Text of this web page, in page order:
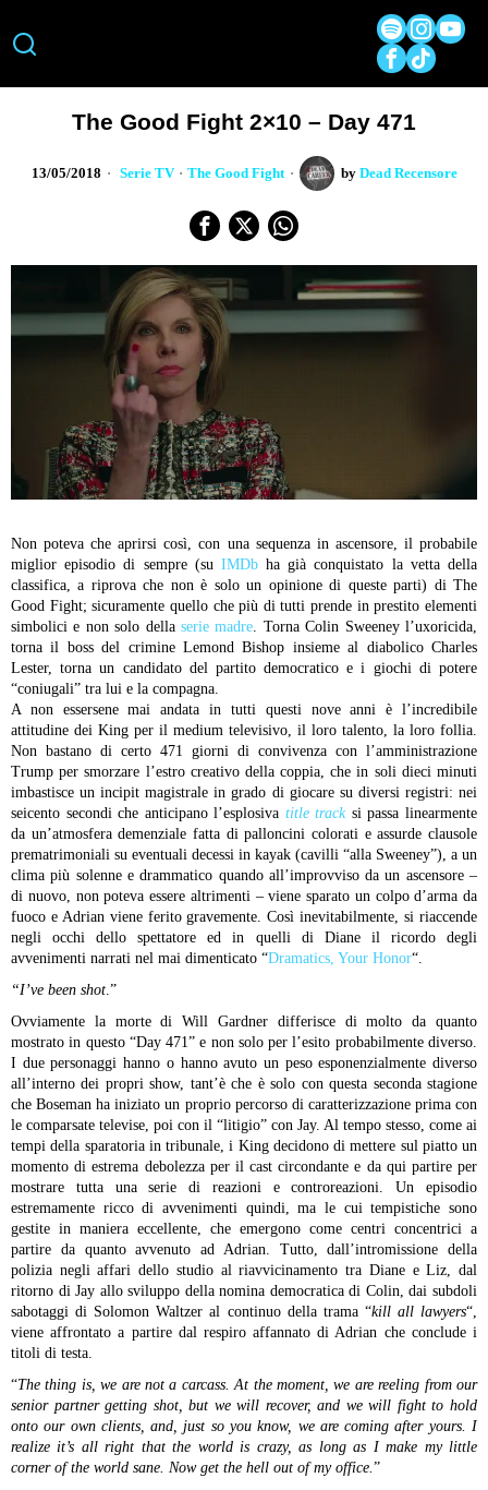
The Good Fight 2×10 – Day 471
13/05/2018 Serie TV · The Good Fight by Dead Recensore
Non poteva che aprirsi così, con una sequenza in ascensore, il probabile
miglior episodio di sempre (su IMDbha già conquistato la vetta della
classifica, a riprova che non è solo un opinione di queste parti) di The
Good Fight; sicuramente quello che più di tutti prende in prestito elementi
simbolici e non solo della serie madre. Torna Colin Sweeney l’uxoricida,
torna il boss del crimine Lemond Bishop insieme al diabolico Charles
Lester, torna un candidato del partito democratico e i giochi di potere
“coniugali” tra lui e la compagna.
A non essersene mai andata in tutti questi nove anni è l’incredibile
attitudine dei King per il medium televisivo, il loro talento, la loro follia.
Non bastano di certo 471 giorni di convivenza con l’amministrazione
Trump per smorzare l’estro creativo della coppia, che in soli dieci minuti
imbastisce un incipit magistrale in grado di giocare su diversi registri: nei
seicento secondi che anticipano l’esplosiva title tracksi passa linearmente
da un’atmosfera demenziale fatta di palloncini colorati e assurde clausole
prematrimoniali su eventuali decessi in kayak (cavilli “alla Sweeney”), a un
clima più solenne e drammatico quando all’improvviso da un ascensore –
di nuovo, non poteva essere altrimenti – viene sparato un colpo d’arma da
fuoco e Adrian viene ferito gravemente. Così inevitabilmente, si riaccende
negli occhi dello spettatore ed in quelli di Diane il ricordo degli
avvenimenti narrati nel mai dimenticato “Dramatics, Your Honor“.
“I’ve been shot.”
Ovviamente la morte di Will Gardner differisce di molto da quanto
mostrato in questo “Day 471” e non solo per l’esito probabilmente diverso.
I due personaggi hanno o hanno avuto un peso esponenzialmente diverso
all’interno dei propri show, tant’è che è solo con questa seconda stagione
che Boseman ha iniziato un proprio percorso di caratterizzazione prima con
le comparsate televise, poi con il “litigio” con Jay. Al tempo stesso, come ai
tempi della sparatoria in tribunale, i King decidono di mettere sul piatto un
momento di estrema debolezza per il cast circondante e da qui partire per
mostrare tutta una serie di reazioni e controreazioni. Un episodio
estremamente ricco di avvenimenti quindi, ma le cui tempistiche sono
gestite in maniera eccellente, che emergono come centri concentrici a
partire da quanto avvenuto ad Adrian. Tutto, dall’intromissione della
polizia negli affari dello studio al riavvicinamento tra Diane e Liz, dal
ritorno di Jay allo sviluppo della nomina democratica di Colin, dai subdoli
sabotaggi di Solomon Waltzer al continuo della trama “kill all lawyers“,
viene affrontato a partire dal respiro affannato di Adrian che conclude i
titoli di testa.
“The thing is, we are not a carcass. At the moment, we are reeling from our
senior partner getting shot, but we will recover, and we will fight to hold
onto our own clients, and, just so you know, we are coming after yours. I
realize it’s all right that the world is crazy, as long as I make my little
corner of the world sane. Now get the hell out of my office.”